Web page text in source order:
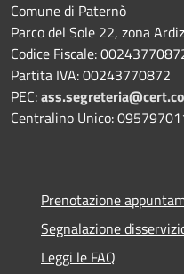
Comune di Paternò
Parco del Sole 22, zona
Codice Fiscale:
Partita IVA: 00243770872
PEC:
Centralino Unico:
Prenotazione
Segnalazione
Leggi le FAQ